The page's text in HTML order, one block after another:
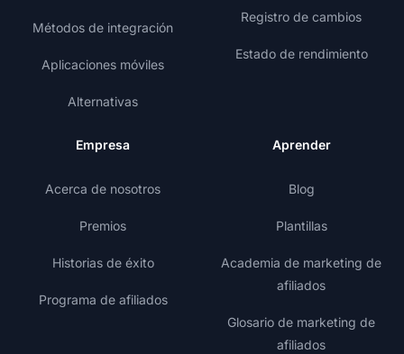
Métodos de integración
Aplicaciones móviles
Alternativas
Registro de cambios
Estado de rendimiento
Empresa
Acerca de nosotros
Premios
Historias de éxito
Programa de afiliados
Aprender
Blog
Plantillas
Academia de marketing de
afiliados
Glosario de marketing de
afiliados